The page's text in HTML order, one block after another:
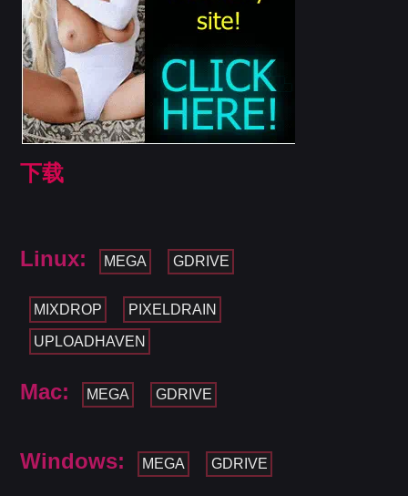
下载
Linux: MEGA GDRIVE
MIXDROP PIXELDRAIN
UPLOADHAVEN
Mac: MEGA GDRIVE
Windows: MEGA GDRIVE